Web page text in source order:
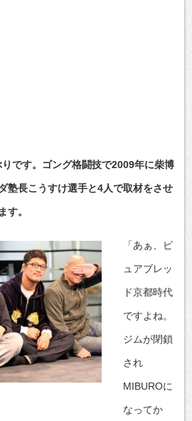
です。ゴング格闘技で2009年に柴博
塾長こうすけ選手と4人で取材をさせ
す。
「あぁ、ピ
ュアブレッ
ド京都時代
ですよね。
ジムが閉鎖
され
MIBUROに
なってか